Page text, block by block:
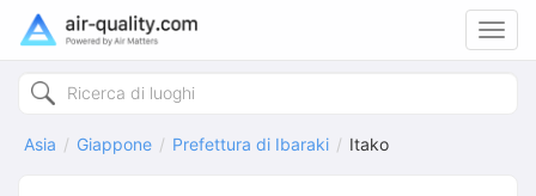
Asia Giappone Prefettura di Ibaraki Itako